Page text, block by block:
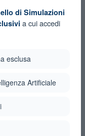
aeronautiche?
le comunicazioni
di Simulazioni
a cui accedi
esclusa
Artificiale